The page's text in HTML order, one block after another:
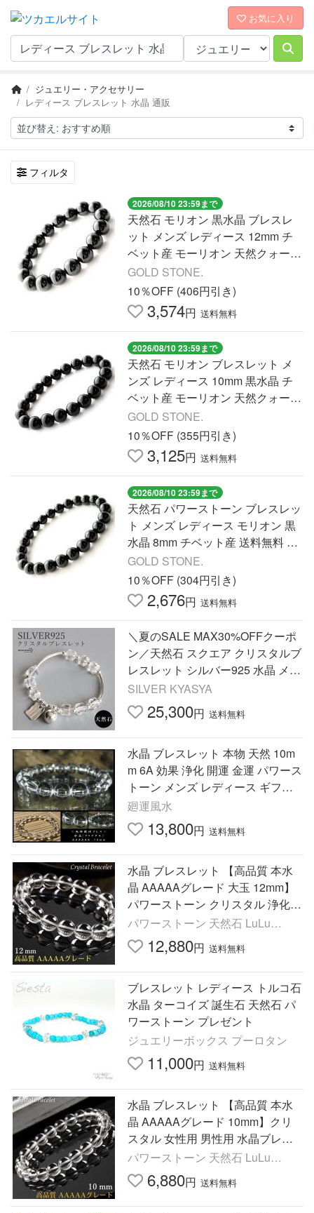
お気に入り
ジュエリー・アクセサリー
レディース ブレスレット 水晶 通販
フィルタ
2026/08/10 23:59まで
天然石 モリオン 黒水晶 ブレスレ
ット メンズ レディース 12mm チ
ベット産 モーリオン 天然クォーツ
鑑別済み 本物 贈り物 プレゼント
ギフト 贈り物 爆買
GOLD STONE.
10％OFF (406円引き)
3,574円 送料無料
2026/08/10 23:59まで
天然石 モリオン ブレスレット メ
ンズ レディース 10mm 黒水晶 チ
ベット産 モーリオン 天然クォーツ
鑑別済み 本物 送料無料 プレゼン
ト 父の日 爆買 父の日
GOLD STONE.
10％OFF (355円引き)
3,125円 送料無料
2026/08/10 23:59まで
天然石 パワーストーン ブレスレッ
ト メンズ レディース モリオン 黒
水晶 8mm チベット産 送料無料 父
の日 2025 プレゼント 爆買 父の日
GOLD STONE.
10％OFF (304円引き)
2,676円 送料無料
＼夏のSALE MAX30%OFFクーポ
ン／天然石 スクエア クリスタルブ
レスレット シルバー925 水晶 メタ
ルボール レディース 女性 腕輪 金
属アレルギー対応 爆買
SILVER KYASYA
25,300円 送料無料
水晶 ブレスレット 本物 天然 10m
m 6A 効果 浄化 開運 金運 パワース
トーン メンズ レディース ギフト
桐箱
廻運風水
13,800円 送料無料
水晶 ブレスレット 【高品質 本水
晶 AAAAAグレード 大玉 12mm】
パワーストーン クリスタル 浄化
魔除け 厄除け 人気 メンズ レディ
ース 天然石 ブレスレット
パワーストーン 天然石 LuLu
House12,880円 送料無料
ブレスレット レディース トルコ石
水晶 ターコイズ 誕生石 天然石 パ
ワーストーン プレゼント
ジュエリーボックス プーロタン
11,000円 送料無料
水晶 ブレスレット 【高品質 本水
晶 AAAAAグレード 10mm】クリ
スタル 女性用 男性用 水晶ブレス
レット 浄化 魔除け 厄除け 原石 人
気 メンズ レディース
パワーストーン 天然石 LuLu
House6,880円 送料無料